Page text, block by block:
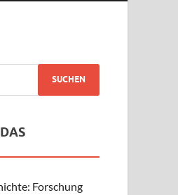
Forschung